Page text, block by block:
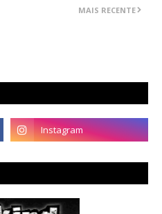
MAIS RECENTE